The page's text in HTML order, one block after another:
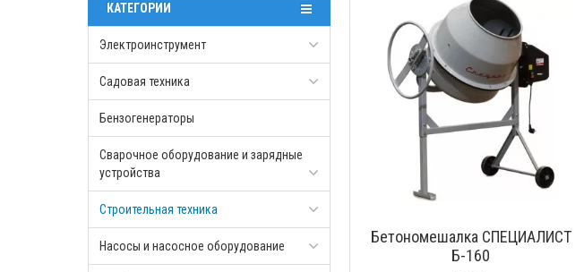
КАТЕГОРИИ
Электроинструмент
Садовая техника
Бензогенераторы
Сварочное оборудование и зарядные
устройства
Строительная техника
Насосы и насосное оборудование
Бетономешалка СПЕЦИАЛИСТ
Б-160